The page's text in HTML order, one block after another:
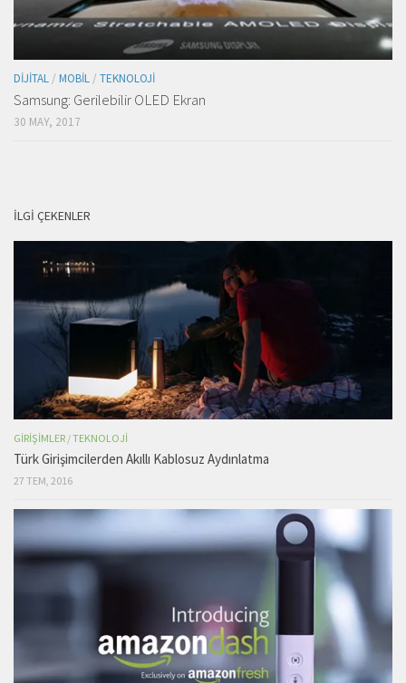
DIJITAL/ MOBIL/ TEKNOLOJI
Samsung: Gerilebilir OLED Ekran
30 MAY, 2017
İLGI ÇEKENLER
GIRIŞIMLER /TEKNOLOJI
Türk Girişimcilerden Akıllı Kablosuz Aydınlatma
27 TEM, 2016